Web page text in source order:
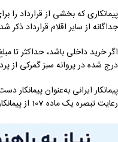
پیمانکاری که بخشی از قرارداد را
جداگانه از سایر اقلام قرارداد ذکر
اگر خرید داخلی باشد، حداکثر
درج شده در پروانه سبز گمرکی از
پیمانکار ایرانی به‌عنوان
رعایت تبصره یک ماده 107 از پیمانکار دست‌اول دریافت کند، از مالیات‌بر‌درآمد معاف می‌شود.